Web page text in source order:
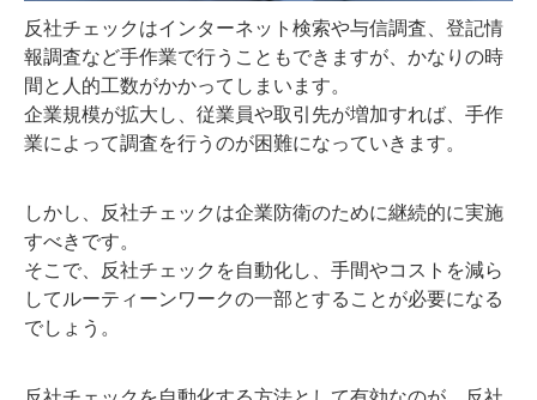
反社チェックはインターネット検索や与信調査、登記情
報調査など手作業で行うこともできますが、かなりの時
間と人的工数がかかってしまいます。
企業規模が拡大し、従業員や取引先が増加すれば、手作
業によって調査を行うのが困難になっていきます。
しかし、反社チェックは企業防衛のために継続的に実施
すべきです。
そこで、反社チェックを自動化し、手間やコストを減ら
してルーティーンワークの一部とすることが必要になる
でしょう。